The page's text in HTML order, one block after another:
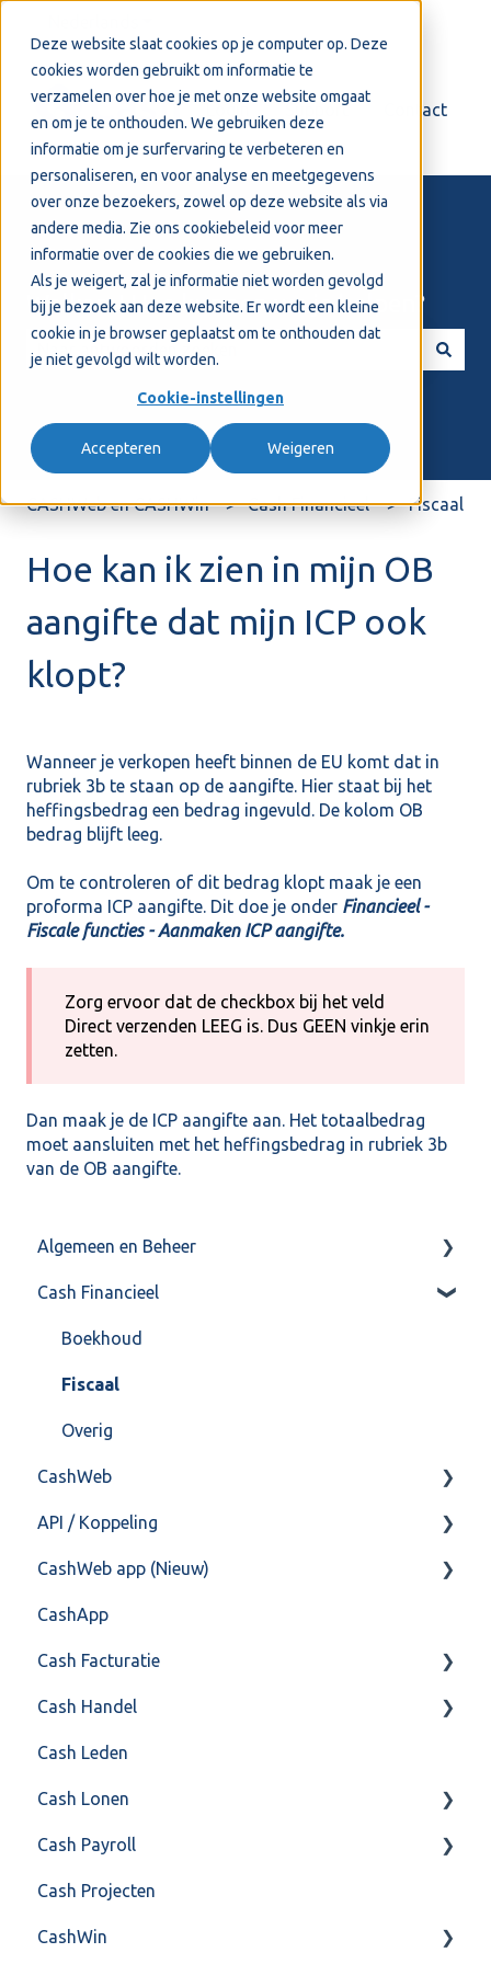
Deze website slaat cookies op je computer op. Deze
cookies worden gebruikt om informatie te
verzamelen over hoe je met onze website omgaat
en om je te onthouden. We gebruiken deze
informatie om je surfervaring te verbeteren en
personaliseren, en voor analyse en meetgegevens
over onze bezoekers, zowel op deze website als via
andere media. Zie ons cookiebeleid voor meer
informatie over de cookies die we gebruiken.
Als je weigert, zal je informatie niet worden gevolgd
bij je bezoek aan deze website. Er wordt een kleine
cookie in je browser geplaatst om te onthouden dat
je niet gevolgd wilt worden.
Cookie-instellingen
Accepteren Weigeren
Support Contact
Welkom! Hoe kunnen we je helpen?
CASHWeb en CASHWin Cash Financieel Fiscaal
Hoe kan ik zien in mijn OB
aangifte dat mijn ICP ook
klopt?
Wanneer je verkopen heeft binnen de EU komt dat in
rubriek 3b te staan op de aangifte. Hier staat bij het
heffingsbedrag een bedrag ingevuld. De kolom OB
bedrag blijft leeg.
Om te controleren of dit bedrag klopt maak je een
proforma ICP aangifte. Dit doe je onder Financieel -
Fiscale functies - Aanmaken ICP aangifte.
Zorg ervoor dat de checkbox bij het veld
Direct verzenden LEEG is. Dus GEEN vinkje erin
zetten.
Dan maak je de ICP aangifte aan. Het totaalbedrag
moet aansluiten met het heffingsbedrag in rubriek 3b
van de OB aangifte.
Algemeen en Beheer
Bank(koppeling)
Import/Export
Postbus
Training & Consultancy
Overig
Cash Financieel
Boekhoud
Fiscaal
Overig
CashWeb
CashHero Layout
Mailen vanuit CASHWeb
Algemeen gebruik
API / Koppeling
Algemeen
Api 3.0 (SOAP API)
API 4.0 (REST API)
CashWeb app (Nieuw)
Veel gestelde vragen
CashApp
Cash Facturatie
Factureren
Instellingen
Algemeen
Formulierlayout
Cash Handel
Inkoop
Verkoop
Voorraad
Overig
VoorraadService & Onderhoud
Cash Leden
Cash Lonen
Algemeen
Inrichting
Jaarafsluiting
Cash Payroll
Aangifte
Algemeen
Cash Projecten
CashWin